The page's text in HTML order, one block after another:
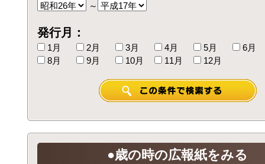
～
発行月：
1月 2月 3月 4月 5月
6月
8月
9月 10月 11月 12月
●歳の時の広報紙をみる